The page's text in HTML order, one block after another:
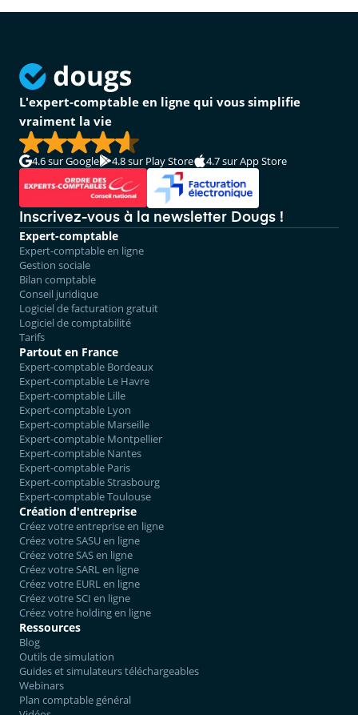
L'expert-comptable en ligne qui vous simplifie
vraiment la vie
4.6sur Google 4.8sur Play Store 4.7sur App Store
Inscrivez-vous à la newsletter Dougs !
Expert-comptable
Expert-comptable en ligne
Gestion sociale
Bilan comptable
Conseil juridique
Logiciel de facturation gratuit
Logiciel de comptabilité
Tarifs
Partout en France
Expert-comptable Bordeaux
Expert-comptable Le Havre
Expert-comptable Lille
Expert-comptable Lyon
Expert-comptable Marseille
Expert-comptable Montpellier
Expert-comptable Nantes
Expert-comptable Paris
Expert-comptable Strasbourg
Expert-comptable Toulouse
Création d'entreprise
Créez votre entreprise en ligne
Créez votre SASU en ligne
Créez votre SAS en ligne
Créez votre SARL en ligne
Créez votre EURL en ligne
Créez votre SCI en ligne
Créez votre holding en ligne
Ressources
Blog
Outils de simulation
Guides et simulateurs téléchargeables
Webinars
Plan comptable général